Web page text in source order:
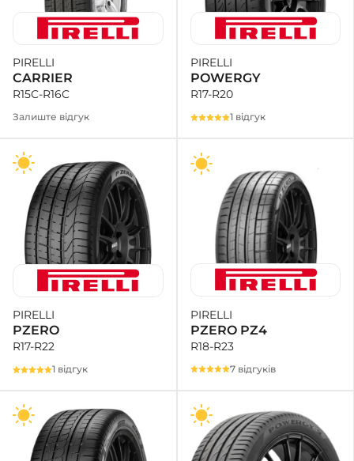
PIRELLI
CARRIER
R15C-R16C
Залиште відгук
PIRELLI
POWERGY
R17-R20
1 відгук
PIRELLI
PZERO
R17-R22
1 відгук
PIRELLI
PZERO PZ4
R18-R23
7 відгуків